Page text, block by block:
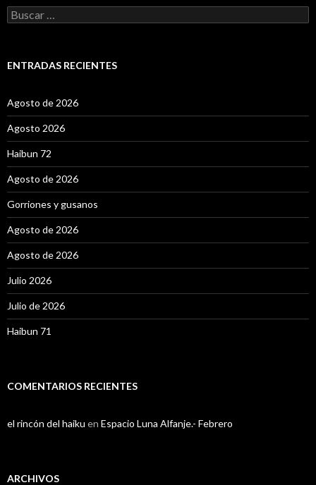
B
u
a
ENTRADAS RECIENTES
Agosto de 2026
Agosto 2026
Haibun 72
Agosto de 2026
Gorriones y gusanos
Agosto de 2026
Agosto de 2026
Julio 2026
Julio de 2026
Haibun 71
COMENTARIOS RECIENTES
el rincón del haiku en Espacio Luna Alfanje.- Febrero
ARCHIVOS